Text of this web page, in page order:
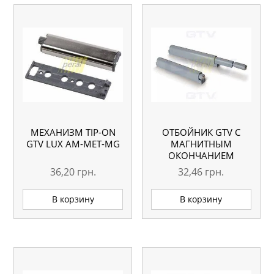
МЕХАНИЗМ TIP-ON
GTV LUX AM-MET-MG
36,20 грн.
В корзину
ОТБОЙНИК GTV С
МАГНИТНЫМ
ОКОНЧАНИЕМ
32,46 грн.
В корзину